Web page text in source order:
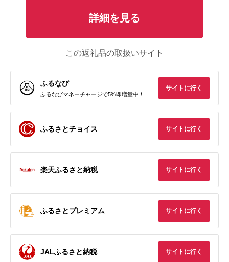
詳細を見る
この返礼品の取扱いサイト
ふるなび
ふるなびマネーチャージで5%即増量中！
サイトに行く
ふるさとチョイス サイトに行く
楽天ふるさと納税 サイトに行く
ふるさとプレミアム サイトに行く
JALふるさと納税 サイトに行く